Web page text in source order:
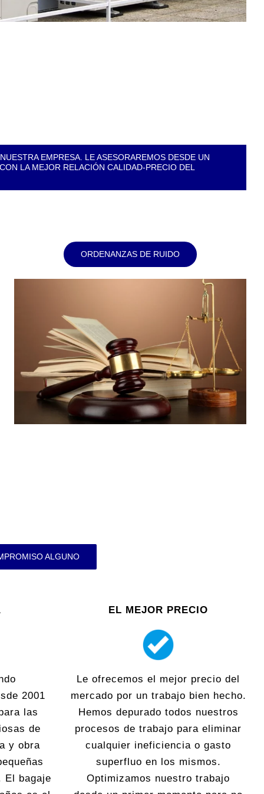
EMPRESA. LE ASESORAREMOS DESDE UN
LA MEJOR RELACIÓN CALIDAD-PRECIO DEL
ORDENANZAS DE RUIDO
ALGUNO
2001
las
de
y obra
El bagaje
EL MEJOR PRECIO
Le ofrecemos el mejor precio del
mercado por un trabajo bien hecho.
Hemos depurado todos nuestros
procesos de trabajo para eliminar
cualquier ineficiencia o gasto
superfluo en los mismos.
Optimizamos nuestro trabajo